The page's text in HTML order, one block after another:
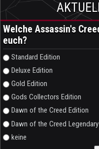
Welche Assassin's
euch?
Auswahlmöglichkeiten
Standard Edition
Deluxe Edition
Gold Edition
Gods Collectors Edition
Dawn of the Creed Edition
Dawn of the Creed
keine